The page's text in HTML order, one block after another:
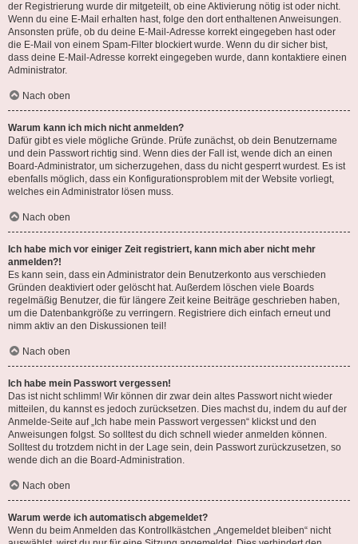
der Registrierung wurde dir mitgeteilt, ob eine Aktivierung nötig ist oder nicht.
Wenn du eine E-Mail erhalten hast, folge den dort enthaltenen Anweisungen.
Ansonsten prüfe, ob du deine E-Mail-Adresse korrekt eingegeben hast oder
die E-Mail von einem Spam-Filter blockiert wurde. Wenn du dir sicher bist,
dass deine E-Mail-Adresse korrekt eingegeben wurde, dann kontaktiere einen
Administrator.
Nach oben
Warum kann ich mich nicht anmelden?
Dafür gibt es viele mögliche Gründe. Prüfe zunächst, ob dein Benutzername
und dein Passwort richtig sind. Wenn dies der Fall ist, wende dich an einen
Board-Administrator, um sicherzugehen, dass du nicht gesperrt wurdest. Es ist
ebenfalls möglich, dass ein Konfigurationsproblem mit der Website vorliegt,
welches ein Administrator lösen muss.
Nach oben
Ich habe mich vor einiger Zeit registriert, kann mich aber nicht mehr
anmelden?!
Es kann sein, dass ein Administrator dein Benutzerkonto aus verschieden
Gründen deaktiviert oder gelöscht hat. Außerdem löschen viele Boards
regelmäßig Benutzer, die für längere Zeit keine Beiträge geschrieben haben,
um die Datenbankgröße zu verringern. Registriere dich einfach erneut und
nimm aktiv an den Diskussionen teil!
Nach oben
Ich habe mein Passwort vergessen!
Das ist nicht schlimm! Wir können dir zwar dein altes Passwort nicht wieder
mitteilen, du kannst es jedoch zurücksetzen. Dies machst du, indem du auf der
Anmelde-Seite auf „Ich habe mein Passwort vergessen“ klickst und den
Anweisungen folgst. So solltest du dich schnell wieder anmelden können.
Solltest du trotzdem nicht in der Lage sein, dein Passwort zurückzusetzen, so
wende dich an die Board-Administration.
Nach oben
Warum werde ich automatisch abgemeldet?
Wenn du beim Anmelden das Kontrollkästchen „Angemeldet bleiben“ nicht